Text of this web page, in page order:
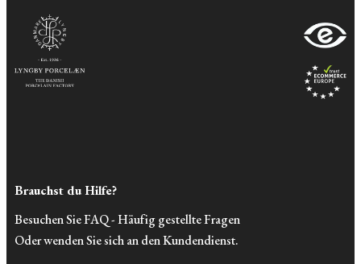
Brauchst du Hilfe?
Besuchen Sie FAQ - Häufig gestellte Fragen
Oder wenden Sie sich an den Kundendienst.